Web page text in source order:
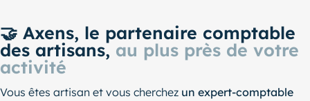
🤝 Axens, le partenaire comptable
des artisans, au plus près de votre
activité
Vous êtes artisan et vous cherchez un expert-comptable